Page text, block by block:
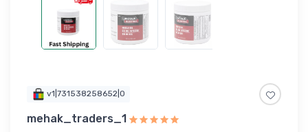
v1|731538258652|0
mehak_traders_1